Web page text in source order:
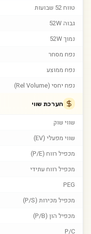
טווח 52 שבועות
גבוה 52W
נמוך 52W
נפח מסחר
נפח ממוצע
נפח יחסי (Rel Volume)
הערכת שווי
שווי שוק
שווי מפעלי (EV)
מכפיל רווח (P/E)
מכפיל רווח עתידי
PEG
מכפיל מכירות (P/S)
מכפיל הון (P/B)
P/C